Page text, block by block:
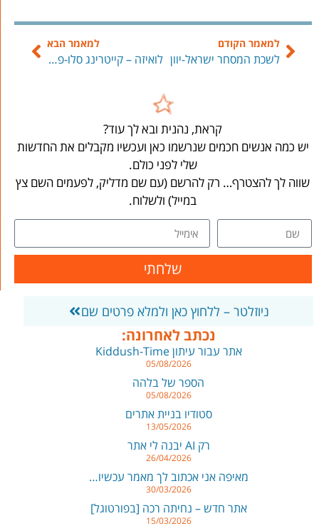
למאמר הקודם
לשכת המסחר ישראל-יוון
למאמר הבא
לואיזה – קייטרינג סלו-פוד ועוד
קראת, נהנית ובא לך עוד?
יש כמה אנשים חכמים שנרשמו כאן ועכשיו מקבלים את החדשות
שלי לפני כולם.
שווה לך להצטרף… רק להרשם (עם שם מדליק, לפעמים השם צץ
במייל) ולשלוח.
שלחתי
ניוזלטר – ללחוץ כאן ולמלא פרטים שם
נכתב לאחרונה:
אתר עבור עיתון Kiddush-Time
05/08/2026
הספר של בלהה
05/08/2026
סטודיו בניית אתרים
13/05/2026
רק AI יבנה לי אתר
26/04/2026
מאיפה אני אכתוב לך מאמר עכשיו…
30/03/2026
אתר חדש – נחיתה רכה [בפורטוגל]
15/03/2026